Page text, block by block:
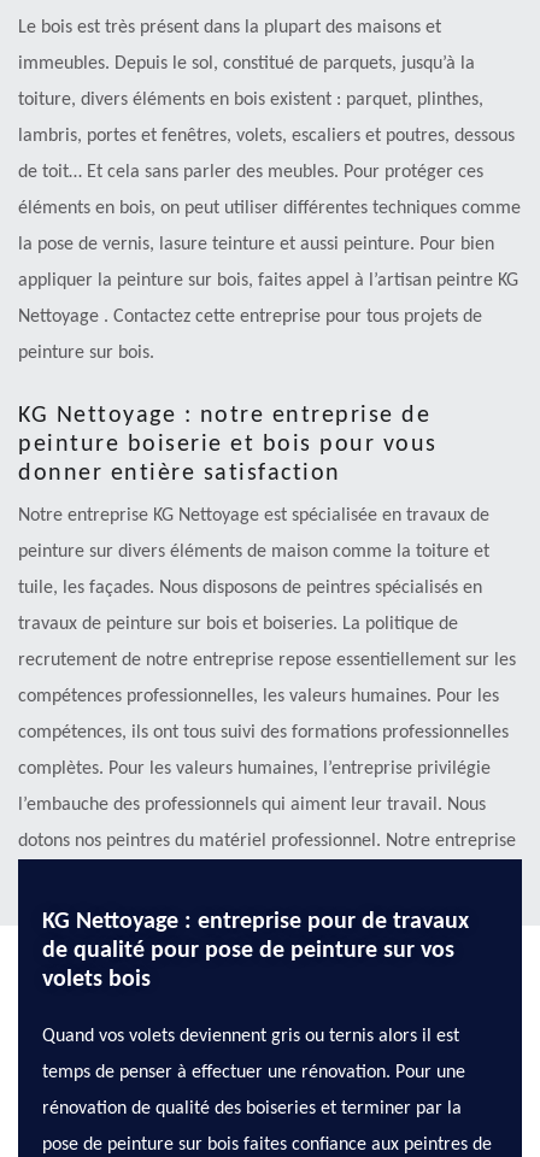
Le bois est très présent dans la plupart des maisons et
immeubles. Depuis le sol, constitué de parquets, jusqu’à la
toiture, divers éléments en bois existent : parquet, plinthes,
lambris, portes et fenêtres, volets, escaliers et poutres, dessous
de toit… Et cela sans parler des meubles. Pour protéger ces
éléments en bois, on peut utiliser différentes techniques comme
la pose de vernis, lasure teinture et aussi peinture. Pour bien
appliquer la peinture sur bois, faites appel à l’artisan peintre KG
Nettoyage . Contactez cette entreprise pour tous projets de
peinture sur bois.
KG Nettoyage : notre entreprise de
peinture boiserie et bois pour vous
donner entière satisfaction
Notre entreprise KG Nettoyage est spécialisée en travaux de
peinture sur divers éléments de maison comme la toiture et
tuile, les façades. Nous disposons de peintres spécialisés en
travaux de peinture sur bois et boiseries. La politique de
recrutement de notre entreprise repose essentiellement sur les
compétences professionnelles, les valeurs humaines. Pour les
compétences, ils ont tous suivi des formations professionnelles
complètes. Pour les valeurs humaines, l’entreprise privilégie
l’embauche des professionnels qui aiment leur travail. Nous
dotons nos peintres du matériel professionnel. Notre entreprise
KG Nettoyage : entreprise pour de travaux
de qualité pour pose de peinture sur vos
volets bois
Quand vos volets deviennent gris ou ternis alors il est
temps de penser à effectuer une rénovation. Pour une
rénovation de qualité des boiseries et terminer par la
pose de peinture sur bois faites confiance aux peintres de